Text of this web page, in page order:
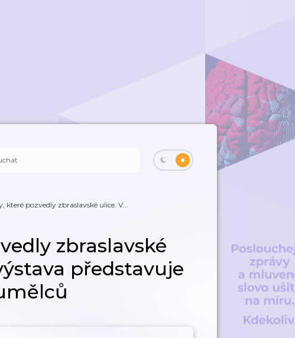
které pozvedly zbraslavské ulice. V...
zbraslavské
představuje